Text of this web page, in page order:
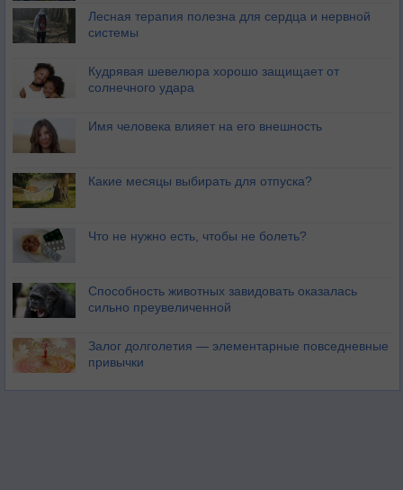
Лесная терапия полезна для сердца и нервной
системы
Кудрявая шевелюра хорошо защищает от
солнечного удара
Имя человека влияет на его внешность
Какие месяцы выбирать для отпуска?
Что не нужно есть, чтобы не болеть?
Способность животных завидовать оказалась
сильно преувеличенной
Залог долголетия — элементарные повседневные
привычки